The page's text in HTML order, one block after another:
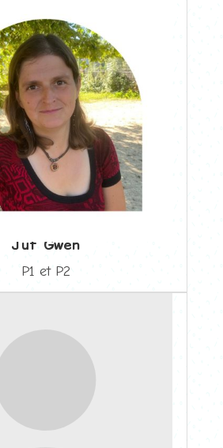
Juf Gwen
P1 et P2